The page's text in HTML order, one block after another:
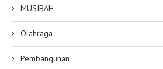
MUSIBAH
Olahraga
Pembangunan